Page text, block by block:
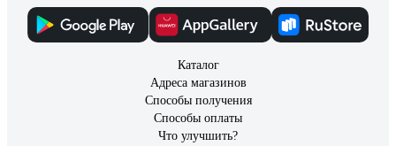
Каталог
Адреса магазинов
Способы получения
Способы оплаты
Что улучшить?